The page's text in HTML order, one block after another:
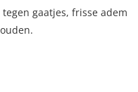
gaatjes, frisse adem